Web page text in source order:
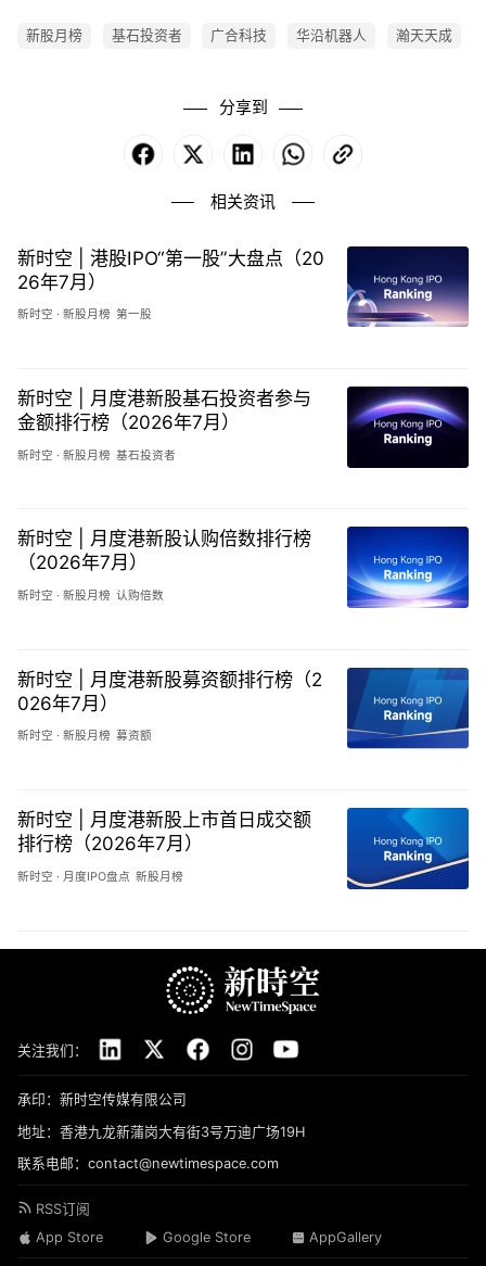
新股月榜 基石投资者 广合科技 华沿机器人 瀚天天成
分享到
Facebook LinkedIn WhatsApp
相关资讯
新时空 | 港股IPO“第一股”大盘点（20
26年7月）
新时空 ·新股月榜 第一股
新时空 | 月度港新股基石投资者参与
金额排行榜（2026年7月）
新时空 ·新股月榜 基石投资者
新时空 | 月度港新股认购倍数排行榜
（2026年7月）
新时空 ·新股月榜 认购倍数
新时空 | 月度港新股募资额排行榜（2
026年7月）
新时空 ·新股月榜 募资额
新时空 | 月度港新股上市首日成交额
排行榜（2026年7月）
新时空 · 月度IPO盘点 新股月榜
关注我们：
承印：新时空传媒有限公司
地址：香港九龙新蒲岗大有街3号万迪广场19H
联系电邮：contact@newtimespace.com
RSS订阅
App Store
Google Store AppGallery